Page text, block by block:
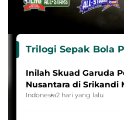
Trilogi Sepak Bola
Inilah Skuad Garuda
Nusantara di Srikandi
Indonesia2 hari yang lalu